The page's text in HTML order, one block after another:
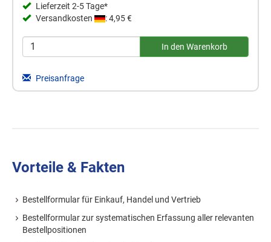
Lieferzeit 2-5 Tage*
Versandkosten
: 4,95 €
Preisanfrage
Vorteile & Fakten
Bestellformular für Einkauf, Handel und Vertrieb
Bestellformular zur systematischen Erfassung aller relevanten
Bestellpositionen